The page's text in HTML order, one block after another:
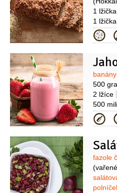
1 lžička
1 lžička
3 kusy
zelená
list
vločky
Tahini
5 lžic
1/2
banány
500
2 lžíce
500
fazole